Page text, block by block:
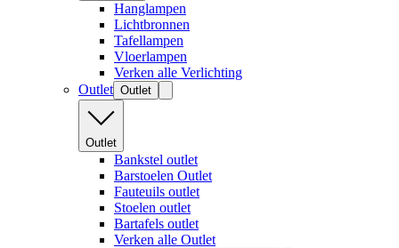
Hanglampen
Lichtbronnen
Tafellampen
Vloerlampen
Verken alle Verlichting
Outlet Outlet
Outlet
Bankstel outlet
Barstoelen Outlet
Fauteuils outlet
Stoelen outlet
Bartafels outlet
Verken alle Outlet